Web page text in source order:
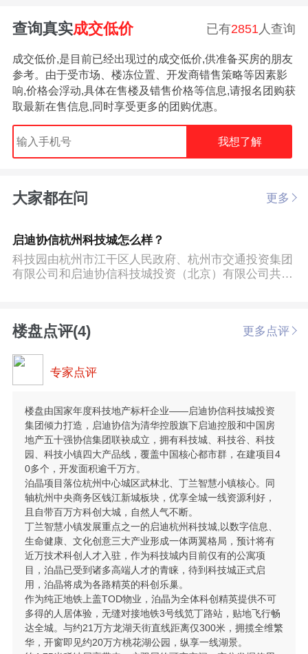
查询真实成交低价 已有2851 人查询
成交低价,是目前已经出现过的成交低价,供准备买房的朋友
参考。由于受市场、楼冻位置、开发商错售策略等因素影
响,价格会浮动,具体在售楼及错售价格等信息,请报名团购获
取最新在售信息,同时享受更多的团购优惠。
我想了解
大家都在问 更多
启迪协信杭州科技城怎么样？
科技园由杭州市江干区人民政府、杭州市交通投资集团
有限公司和启迪协信科技城投资（北京）有限公司共同
00亩，总投资65亿元，其中首期项目用地139亩，首期
人的就业问题。 该项目将依托丁兰智慧小镇整体规
划、清华大学综合性资源优势和启迪控股“科技园区、
市的智慧中心、新产业中心和新生活中心，并最终建成
一个辐射华东地区的科研、产业、人才、金融等要素高
度聚集的科技创新服务生态系统网络。
楼盘点评(4) 更多点评
专家点评
楼盘由国家年度科技地产标杆企业——启迪协信科技城投资
集团倾力打造，启迪协信为清华控股旗下启迪控股和中国房
地产五十强协信集团联袂成立，拥有科技城、科技谷、科技
园、科技小镇四大产品线，覆盖中国核心都市群，在建项目4
0多个，开发面积逾千万方。
泊晶项目落位杭州中心城区武林北、丁兰智慧小镇核心。同
轴杭州中央商务区钱江新城板块，优享全城一线资源利好，
且自带百万方科创大城，自然人气不断。
丁兰智慧小镇发展重点之一的启迪杭州科技城,以数字信息、
生命健康、文化创意三大产业形成一体两翼格局，预计将有
近万技术科创人才入驻，作为科技城内目前仅有的公寓项
目，泊晶已受到诸多高端人才的青睐，待到科技城正式启
用，泊晶将成为各路精英的科创乐巢。
作为纯正地铁上盖TOD物业，泊晶为全体科创精英提供不可
多得的人居体验，无缝对接地铁3号线笕丁路站，贴地飞行畅
达全城。与约21万方龙湖天街直线距离仅300米，拥揽全维繁
华，开窗即见约20万方桃花湖公园，纵享一线湖景。